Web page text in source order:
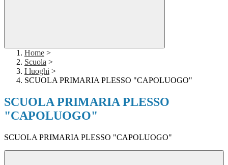
Home >
Scuola >
I luoghi >
SCUOLA PRIMARIA PLESSO "CAPOLUOGO"
SCUOLA PRIMARIA PLESSO
"CAPOLUOGO"
SCUOLA PRIMARIA PLESSO "CAPOLUOGO"